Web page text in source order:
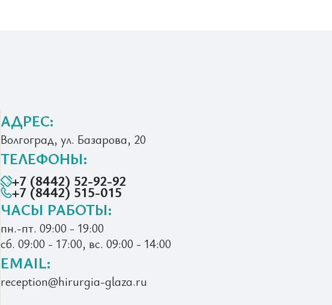
АДРЕС:
Волгоград, ул. Базарова, 20
ТЕЛЕФОНЫ:
+7 (8442) 52-92-92
+7 (8442) 515-015
ЧАСЫ РАБОТЫ:
пн.-пт. 09:00 - 19:00
сб. 09:00 - 17:00, вс. 09:00 - 14:00
EMAIL:
reception@hirurgia-glaza.ru